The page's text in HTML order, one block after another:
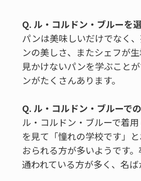
Q. ル・コルドン・ブルーを
パンは美味しいだけでなく
ンの美しさ、またシェフが
見かけないパンを学ぶこと
ンがたくさんあります。
Q. ル・コルドン・ブルーで
ル・コルドン・ブルーで着
を見て「憧れの学校です」
おられる方が多いようです
通われている方が多く、名